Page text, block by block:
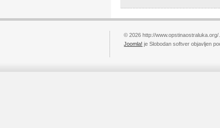
© 2026 http://
Joomla! je Slobodan softver objavljen